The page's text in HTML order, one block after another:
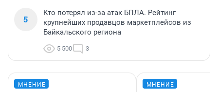
5
Кто потерял из-за атак БПЛА. Рейтинг
крупнейших продавцов маркетплейсов из
Байкальского региона
5 500 3
МНЕНИЕ МНЕНИЕ